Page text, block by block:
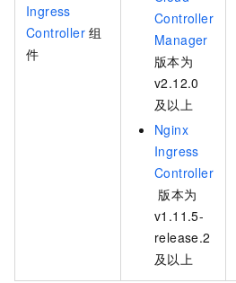
Ingress
Controller 组
件
Controller
Manager
版本为
v2.12.0
及以上
Nginx
Ingress
Controller
版本为
v1.11.5-
release.2
及以上